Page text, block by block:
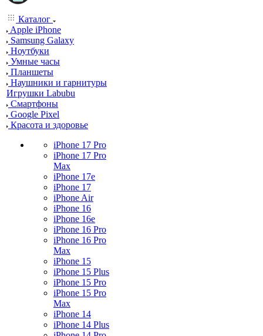
Каталог
Apple iPhone
Samsung Galaxy
Ноутбуки
Умные часы
Планшеты
Наушники и гарнитуры
Игрушки Labubu
Смартфоны
Google Pixel
Красота и здоровье
iPhone 17 Pro
iPhone 17 Pro
Max
iPhone 17e
iPhone 17
iPhone Air
iPhone 16
iPhone 16e
iPhone 16 Pro
iPhone 16 Pro
Max
iPhone 15
iPhone 15 Plus
iPhone 15 Pro
iPhone 15 Pro
Max
iPhone 14
iPhone 14 Plus